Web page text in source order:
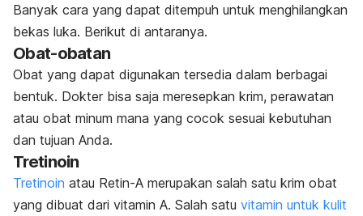
Banyak cara yang dapat ditempuh untuk menghilangkan
bekas luka. Berikut di antaranya.
Obat-obatan
Obat yang dapat digunakan tersedia dalam berbagai
bentuk. Dokter bisa saja meresepkan krim, perawatan
atau obat minum mana yang cocok sesuai kebutuhan
dan tujuan Anda.
Tretinoin
Tretinoin atau Retin-A merupakan salah satu krim obat
yang dibuat dari vitamin A. Salah satu vitamin untuk kulit